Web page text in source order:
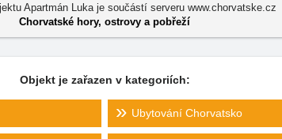
Apartmán Luka je součástí serveru www.chorvatske.cz
Chorvatské hory, ostrovy a pobřeží
Objekt je zařazen v kategoriích:
Ubytování Chorvatsko